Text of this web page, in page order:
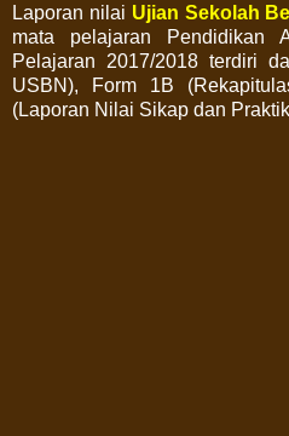
Laporan nilai Ujian Sekolah
mata pelajaran Pendidikan
Pelajaran 2017/2018 terdiri
USBN), Form 1B
(Laporan Nilai Sikap dan